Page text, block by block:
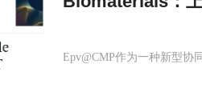
Epv@CMP作为一种新型协